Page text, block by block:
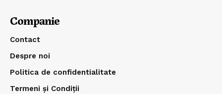
Companie
Contact
Despre noi
Politica de confidentialitate
Termeni și Condiții